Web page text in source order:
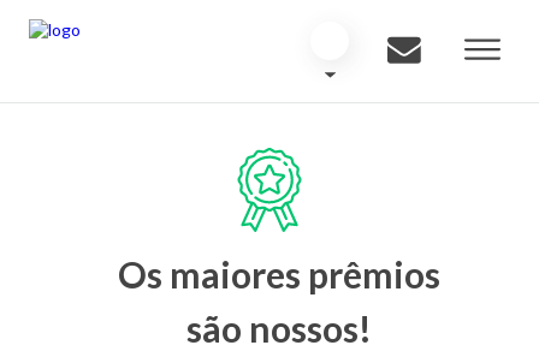
Os maiores prêmios
são nossos!